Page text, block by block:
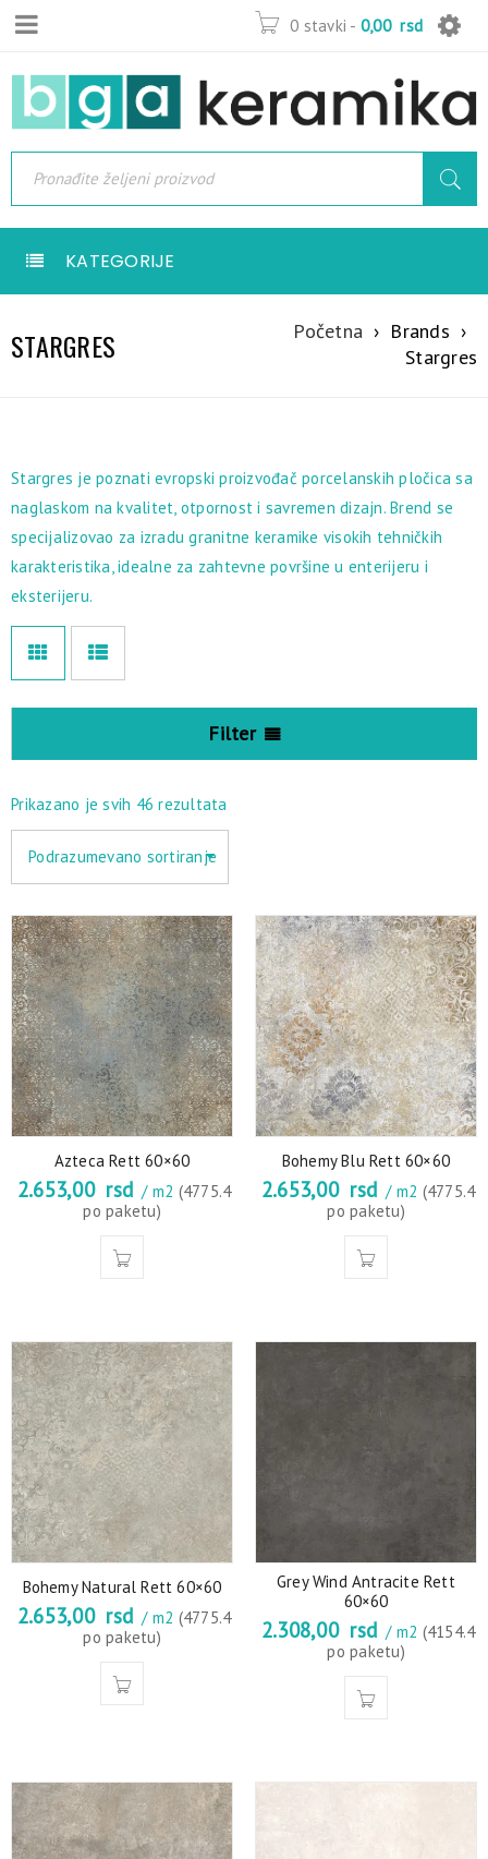
0 stavki - 0,00 rsd
KATEGORIJE
STARGRES Početna › Brands ›
Stargres
Stargres je poznati evropski proizvođač porcelanskih pločica sa
naglaskom na kvalitet, otpornost i savremen dizajn. Brend se
specijalizovao za izradu granitne keramike visokih tehničkih
karakteristika, idealne za zahtevne površine u enterijeru i
eksterijeru.
Filter
Prikazano je svih 46 rezultata
Podrazumevano sortiranje
Azteca Rett 60×60
2.653,00 rsd / m2 (4775.4
po paketu)
Bohemy Blu Rett 60×60
2.653,00 rsd / m2 (4775.4
po paketu)
Bohemy Natural Rett 60×60
2.653,00 rsd / m2 (4775.4
po paketu)
Grey Wind Antracite Rett
60×60
2.308,00 rsd / m2 (4154.4
po paketu)